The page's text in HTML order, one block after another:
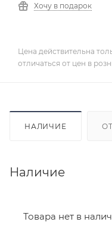
Хочу в подарок
Цена действительна
отличаться от цен в
НАЛИЧИЕ
Наличие
Товара нет в